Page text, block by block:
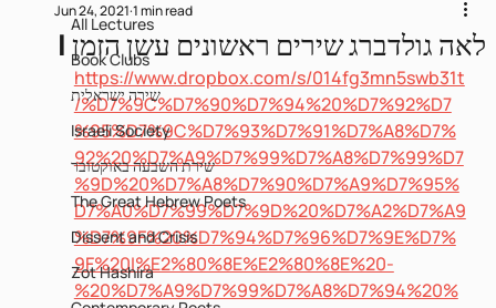
All Lectures
Book Clubs
שירה ישראלית
Israeli Society
שירת השבעה באוקטובר
The Great Hebrew Poets
Dissent and Crisis
Zot Hashira
לאה גולדברג שירים ראשונים עשן הזמן I‎‎
Jun 24, 2021 1 min read
https://www.dropbox.com/s/014fg3mn5swb31t
/%D7%9C%D7%90%D7%94%20%D7%92%D7
%95%D7%9C%D7%93%D7%91%D7%A8%D7%
92%20%D7%A9%D7%99%D7%A8%D7%99%D7
%9D%20%D7%A8%D7%90%D7%A9%D7%95%
D7%A0%D7%99%D7%9D%20%D7%A2%D7%A9
%D7%9F%20%D7%94%D7%96%D7%9E%D7%
9F%20I%E2%80%8E%E2%80%8E%20-
%20%D7%A9%D7%99%D7%A8%D7%94%20%